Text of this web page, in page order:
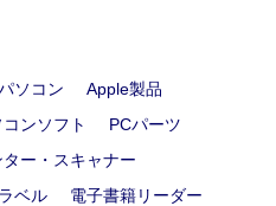
ソコン
Apple製品
ンソフト
PCパーツ
ター・スキャナー
ベル 電子書籍リーダー